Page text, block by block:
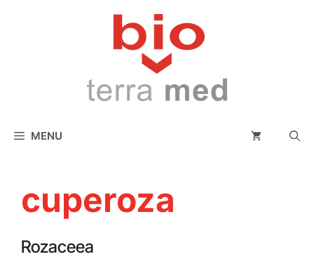
MENU
cuperoza
Rozaceea